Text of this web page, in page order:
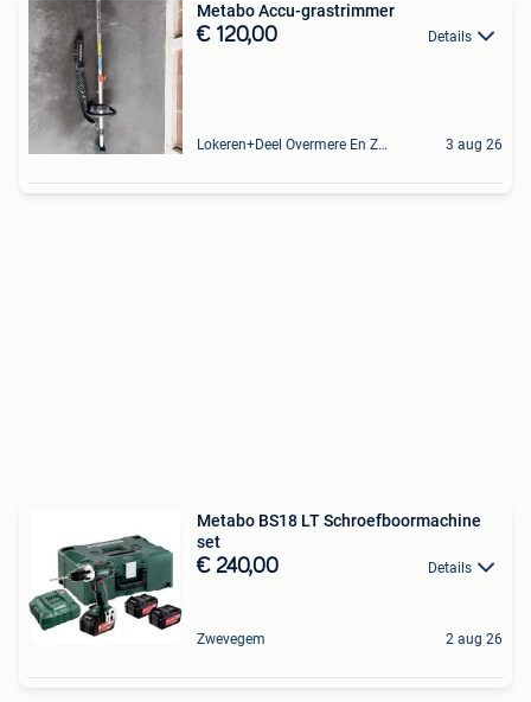
Metabo Accu-grastrimmer
€ 120,00 Details
Lokeren+Deel Overmere En Zele 3 aug 26
Metabo BS18 LT Schroefboormachine
set
€ 240,00 Details
Zwevegem 2 aug 26